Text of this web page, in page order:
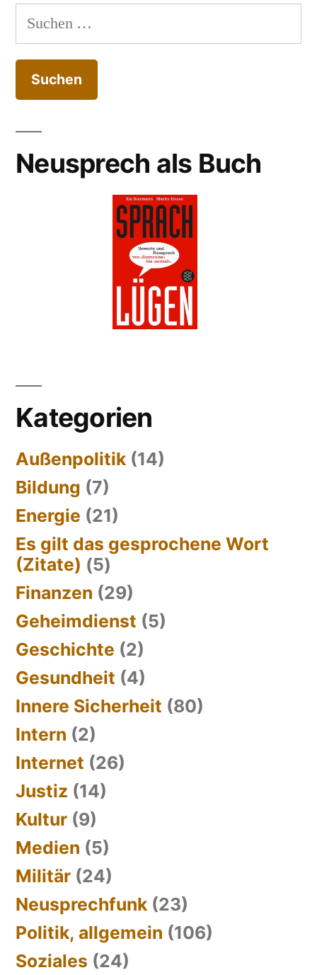
Suchen
nach:
Neusprech als Buch
Kategorien
Außenpolitik (14)
Bildung (7)
Energie (21)
Es gilt das gesprochene Wort
(Zitate) (5)
Finanzen (29)
Geheimdienst (5)
Geschichte (2)
Gesundheit (4)
Innere Sicherheit (80)
Intern (2)
Internet (26)
Justiz (14)
Kultur (9)
Medien (5)
Militär (24)
Neusprechfunk (23)
Politik, allgemein (106)
Soziales (24)